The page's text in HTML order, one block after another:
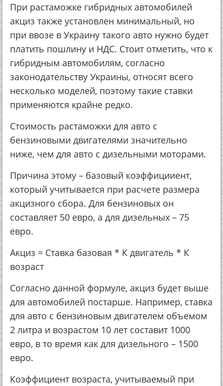
При растаможке гибридных автомобилей
акциз также установлен минимальный, но
при ввозе в Украину такого авто нужно будет
платить пошлину и НДС. Стоит отметить, что к
гибридным автомобилям, согласно
законодательству Украины, относят всего
несколько моделей, поэтому такие ставки
применяются крайне редко.
Стоимость растаможки для авто с
бензиновыми двигателями значительно
ниже, чем для авто с дизельными моторами.
Причина этому – базовый коэффицииент,
который учитывается при расчете размера
акцизного сбора. Для бензиновых он
составляет 50 евро, а для дизельных – 75
евро.
Акциз = Ставка базовая * К двигатель * К
возраст
Согласно данной формуле, акциз будет выше
для автомобилей постарше. Например, ставка
для авто с бензиновым двигателем объемом
2 литра и возрастом 10 лет составит 1000
евро, в то время как для дизельного – 1500
евро.
Коэффициент возраста, учитываемый при